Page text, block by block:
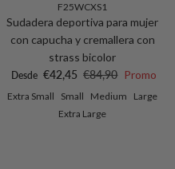
F25WCXS1
Sudadera deportiva para mujer
con capucha y cremallera con
strass bicolor
Precio de venta
Desde €42,45 Precio normal
€84,90 Promo
Extra Small Small Medium
Large
Extra Large